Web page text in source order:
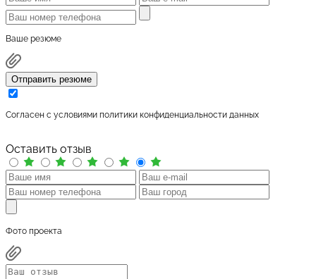
Ваше резюме
Отправить резюме
Cогласен с условиями политики конфиденциальности данных
Оставить отзыв
Фото проекта